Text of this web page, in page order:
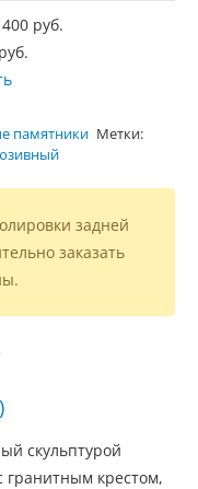
руб.
памятники Метки:
задней
заказать
скульптурой
гранитным крестом,